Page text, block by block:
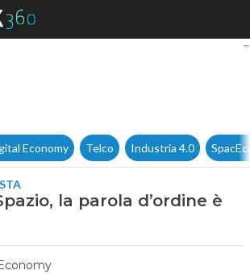
Di Palma: “Spazio, la parola
Economy Telco Industria 4.0
la parola d’ordine è